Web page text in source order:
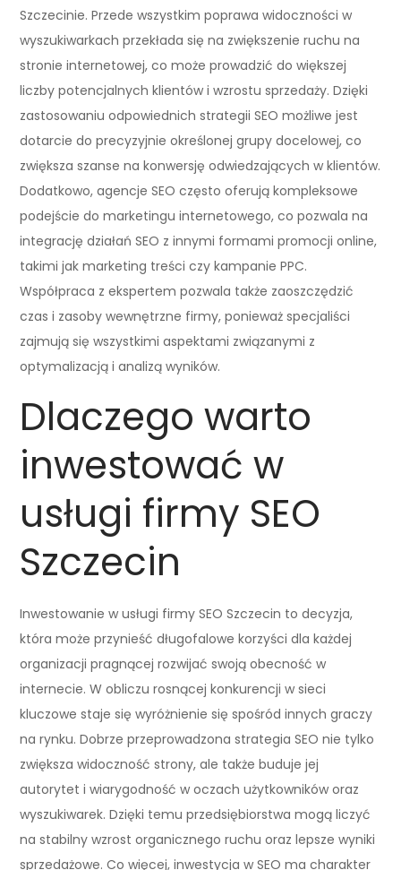
Szczecinie. Przede wszystkim poprawa widoczności w
wyszukiwarkach przekłada się na zwiększenie ruchu na
stronie internetowej, co może prowadzić do większej
liczby potencjalnych klientów i wzrostu sprzedaży. Dzięki
zastosowaniu odpowiednich strategii SEO możliwe jest
dotarcie do precyzyjnie określonej grupy docelowej, co
zwiększa szanse na konwersję odwiedzających w klientów.
Dodatkowo, agencje SEO często oferują kompleksowe
podejście do marketingu internetowego, co pozwala na
integrację działań SEO z innymi formami promocji online,
takimi jak marketing treści czy kampanie PPC.
Współpraca z ekspertem pozwala także zaoszczędzić
czas i zasoby wewnętrzne firmy, ponieważ specjaliści
zajmują się wszystkimi aspektami związanymi z
optymalizacją i analizą wyników.
Dlaczego warto
inwestować w
usługi firmy SEO
Szczecin
Inwestowanie w usługi firmy SEO Szczecin to decyzja,
która może przynieść długofalowe korzyści dla każdej
organizacji pragnącej rozwijać swoją obecność w
internecie. W obliczu rosnącej konkurencji w sieci
kluczowe staje się wyróżnienie się spośród innych graczy
na rynku. Dobrze przeprowadzona strategia SEO nie tylko
zwiększa widoczność strony, ale także buduje jej
autorytet i wiarygodność w oczach użytkowników oraz
wyszukiwarek. Dzięki temu przedsiębiorstwa mogą liczyć
na stabilny wzrost organicznego ruchu oraz lepsze wyniki
sprzedażowe. Co więcej, inwestycja w SEO ma charakter